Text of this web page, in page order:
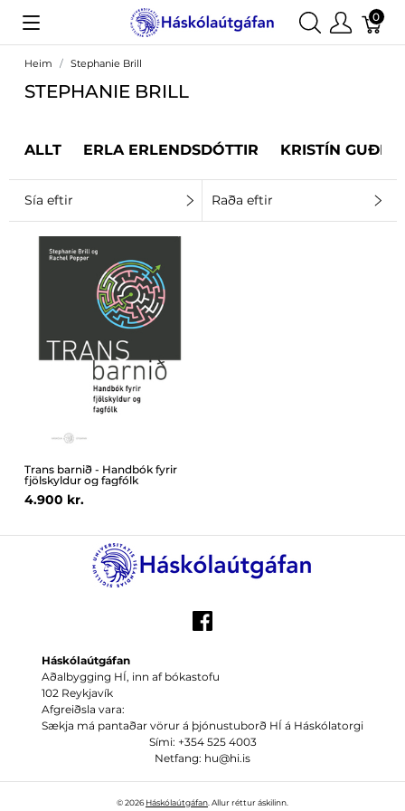
0
Heim Stephanie Brill
STEPHANIE BRILL
ALLT ERLA ERLENDSDÓTTIR KRISTÍN
Sía eftir Raða eftir
Trans barnið - Handbók fyrir
fjölskyldur og fagfólk
4.900 kr.
Háskólaútgáfan
Aðalbygging HÍ, inn af bókastofu
102 Reykjavík
Afgreiðsla vara:
Sækja má pantaðar vörur á þjónustuborð HÍ á Háskólatorgi
Sími: +354 525 4003
Netfang: hu@hi.is
© 2026Háskólaútgáfan . Allur réttur áskilinn.